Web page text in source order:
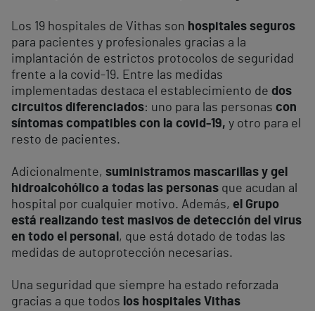
Los 19 hospitales de Vithas son hospitales seguros
para pacientes y profesionales gracias a la
implantación de estrictos protocolos de seguridad
frente a la covid-19. Entre las medidas
implementadas destaca el establecimiento de dos
circuitos diferenciados: uno para las personas con
síntomas compatibles con la covid-19, y otro para el
resto de pacientes.
Adicionalmente, suministramos mascarillas y gel
hidroalcohólico a todas las personas que acudan al
hospital por cualquier motivo. Además, el Grupo
está realizando test masivos de detección del virus
en todo el personal , que está dotado de todas las
medidas de autoprotección necesarias.
Una seguridad que siempre ha estado reforzada
gracias a que todos los hospitales Vithas